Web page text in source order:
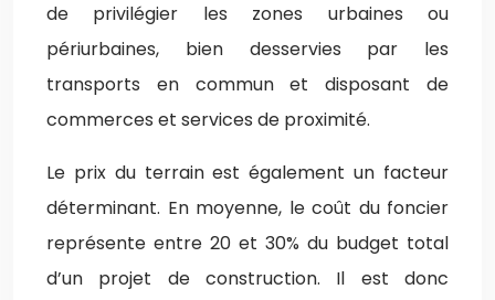
de privilégier les zones urbaines ou
périurbaines, bien desservies par les
transports en commun et disposant de
commerces et services de proximité.
Le prix du terrain est également un facteur
déterminant. En moyenne, le coût du foncier
représente entre 20 et 30% du budget total
d’un projet de construction. Il est donc